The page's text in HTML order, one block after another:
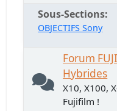
Sous-Sections
OBJECTIFS Sony
Forum
Hybrides
X10, X100,
Fujifilm !